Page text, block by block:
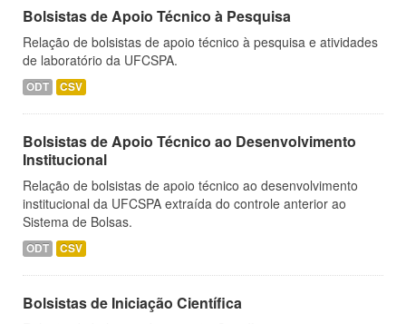
Bolsistas de Apoio Técnico à Pesquisa
Relação de bolsistas de apoio técnico à pesquisa e atividades
de laboratório da UFCSPA.
ODT CSV
Bolsistas de Apoio Técnico ao Desenvolvimento
Institucional
Relação de bolsistas de apoio técnico ao desenvolvimento
institucional da UFCSPA extraída do controle anterior ao
Sistema de Bolsas.
ODT CSV
Bolsistas de Iniciação Científica